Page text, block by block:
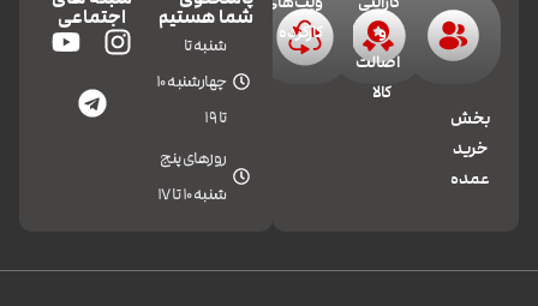
بخش
خرید
عمده
و
اصالت
کالا
کارکرده
شما هستیم
شنبه تا
چهارشنبه 10
تا 19
روزهای پنج
شنبه 10 تا 17
اجتماعی